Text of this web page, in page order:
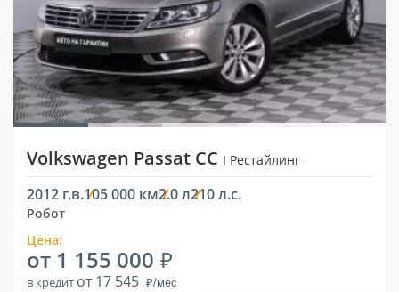
Volkswagen Passat CC I Рестайлинг
2012 г.в.105 000 км2.0 л210 л.с.
Робот
Цена:
от 1 155 000
в кредит от 17 545